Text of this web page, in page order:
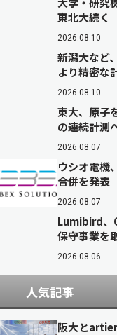
東北大続く
2026.08.10
新潟大など
より精密な
2026.08.10
東大、原子
の連続計測
2026.08.07
ウシオ電機
合併を発表
2026.08.07
Lumibird、
保守事業を
2026.08.06
人気記事
阪大と